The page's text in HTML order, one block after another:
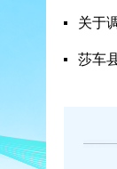
关于
莎车